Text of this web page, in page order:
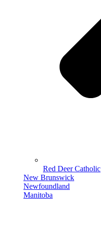
Red Deer Catholic
New Brunswick
Newfoundland
Manitoba